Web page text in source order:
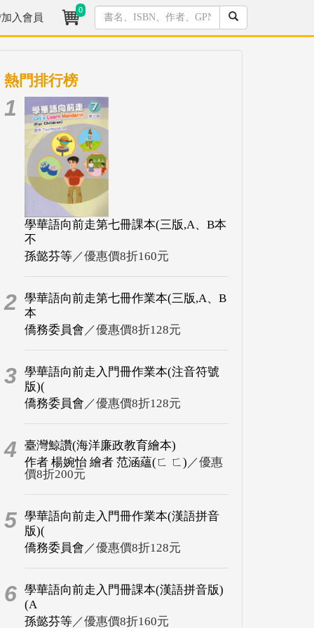
入會員
0
熱門排行榜
1
學華語向前走第七冊課本(三版,A、B本
不
孫懿芬等／優惠價8折160元
2 學華語向前走第七冊作業本(三版,A、B
本
僑務委員會 ／優惠價8折128元
3 學華語向前走入門冊作業本(注音符號
版)(
僑務委員會 ／優惠價8折128元
4
臺灣鯨讚(海洋廉政教育繪本)
作者 楊婉怡 繪者 范涵蘊(ㄈ ㄈ) ／優惠
價8折200元
5 學華語向前走入門冊作業本(漢語拼音
版)(
僑務委員會 ／優惠價8折128元
6 學華語向前走入門冊課本(漢語拼音版)
(A
孫懿芬等／優惠價8折160元